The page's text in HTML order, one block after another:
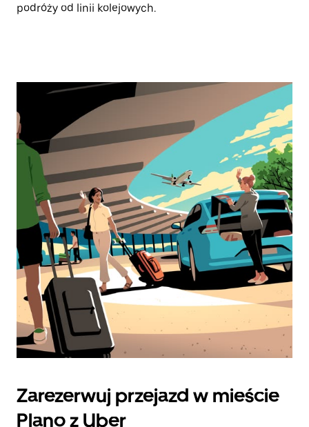
podróży od linii kolejowych.
Zarezerwuj przejazd w mieście
Plano z Uber